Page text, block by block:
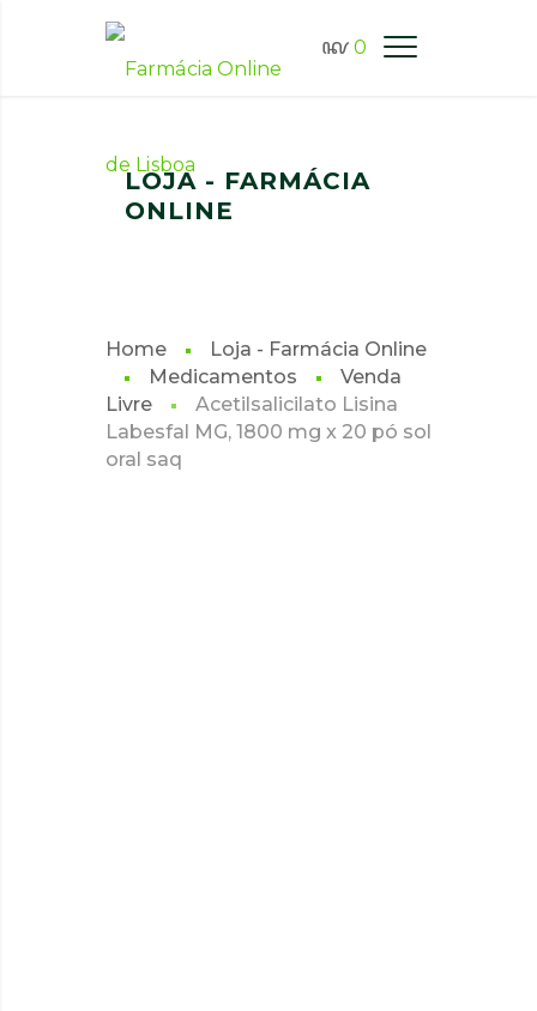
0
FARMÁCIA ONLINE LISBOA
LOJA - FARMÁCIA
ONLINE
Home
Loja - Farmácia Online
Medicamentos
Venda
Livre
Acetilsalicilato Lisina
Labesfal MG, 1800 mg x 20 pó sol
oral saq